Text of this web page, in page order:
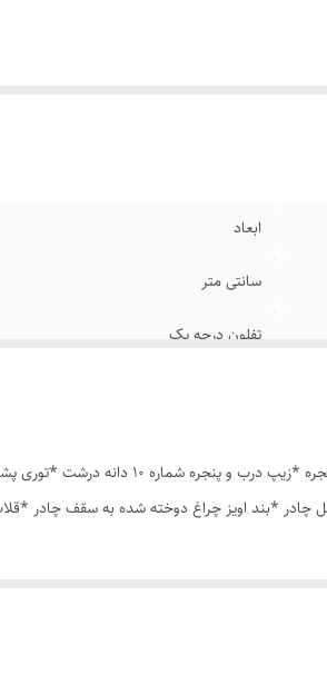
ابعاد
سانتی متر
تفلون درجه یک
چادر مسافرتی12 نفره مناسب خواب 5
*بند اویز چراغ دوخته شده به سقف چادر